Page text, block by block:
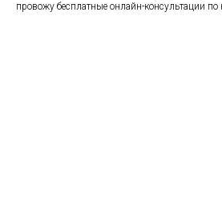
провожу бесплатные онлайн-консультации